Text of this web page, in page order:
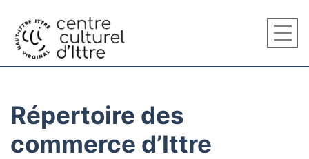
Répertoire des
commerce d’Ittre